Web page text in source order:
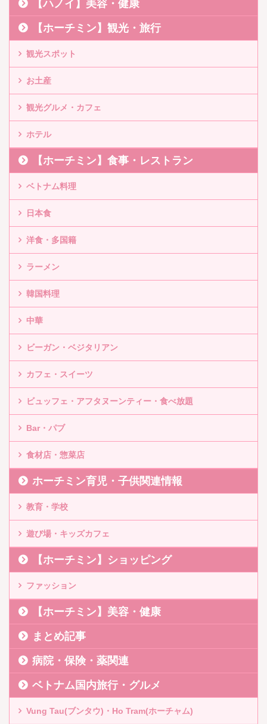
【ハノイ】美容・健康
【ホーチミン】観光・旅行
観光スポット
お土産
観光グルメ・カフェ
ホテル
【ホーチミン】食事・レストラン
ベトナム料理
日本食
洋食・多国籍
ラーメン
韓国料理
中華
ビーガン・ベジタリアン
カフェ・スイーツ
ビュッフェ・アフタヌーンティー・食べ放題
Bar・パブ
食材店・惣菜店
ホーチミン育児・子供関連情報
教育・学校
遊び場・キッズカフェ
【ホーチミン】ショッピング
ファッション
【ホーチミン】美容・健康
まとめ記事
病院・保険・薬関連
ベトナム国内旅行・グルメ
Vung Tau(ブンタウ)・Ho Tram(ホーチャム)